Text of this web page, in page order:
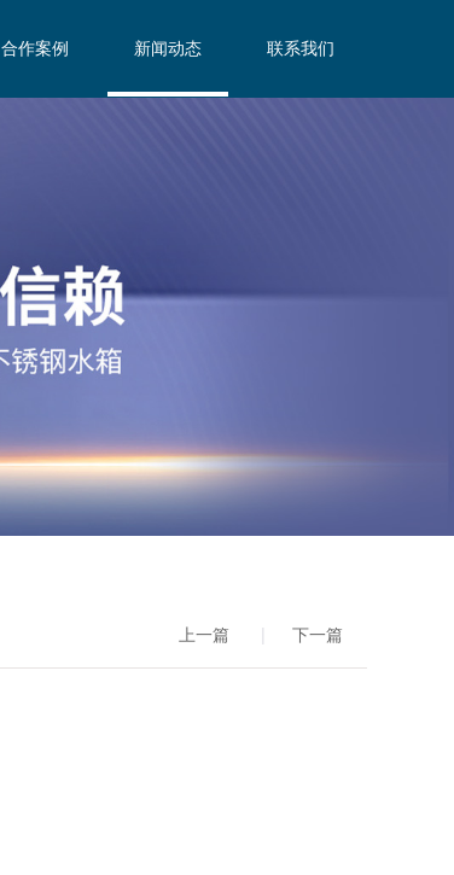
合作案例 新闻动态 联系我们
上一篇 | 下一篇